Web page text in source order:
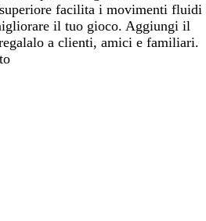
facilita i movimenti fluidi
il tuo gioco. Aggiungi il
a clienti, amici e familiari.